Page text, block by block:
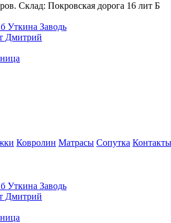
Склад: Покровская дорога 16 лит Б
Уткина Заводь
Дмитрий
Ковролин Матрасы Сопутка Контакты
Уткина Заводь
Дмитрий